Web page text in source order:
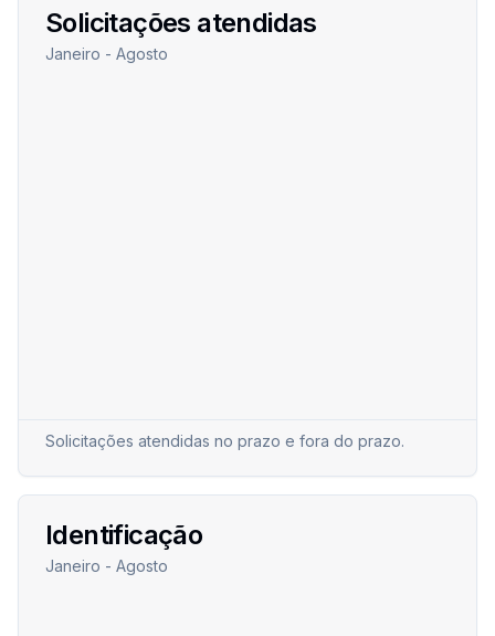
Solicitações atendidas
Janeiro - Agosto
Solicitações atendidas no prazo e fora do prazo.
Identificação
Janeiro - Agosto